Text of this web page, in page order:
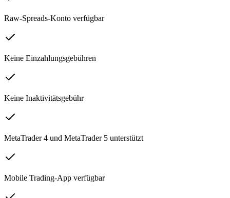
Raw-Spreads-Konto verfügbar
Keine Einzahlungsgebühren
Keine Inaktivitätsgebühr
MetaTrader 4 und MetaTrader 5 unterstützt
Mobile Trading-App verfügbar